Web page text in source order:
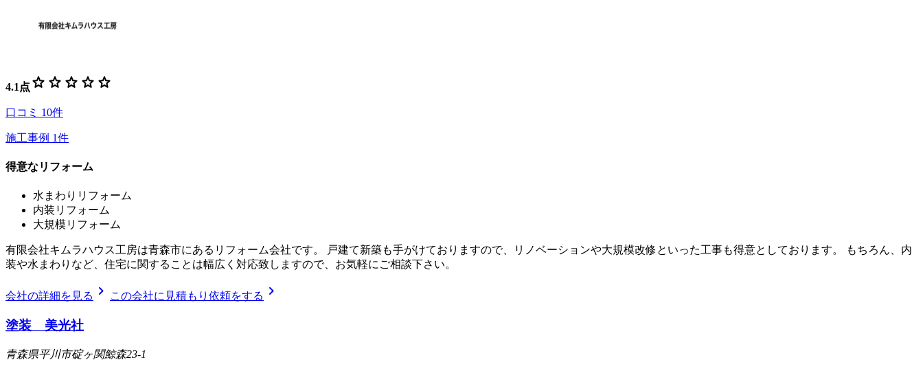
4.1 点 star star star star star
口コミ 10件
施工事例 1件
得意なリフォーム
水まわりリフォーム
内装リフォーム
大規模リフォーム
有限会社キムラハウス工房は青森市にあるリフォーム会社です。 戸建て新築も手がけておりますので、リノベーションや大規模改修といった工事も得意としております。 もちろん、内
装や水まわりなど、住宅に関することは幅広く対応致しますので、お気軽にご相談下さい。
会社の詳細を見る chevron_right この会社に見積もり依頼をする chevron_right
塗装 美光社
青森県平川市碇ヶ関鯨森23-1